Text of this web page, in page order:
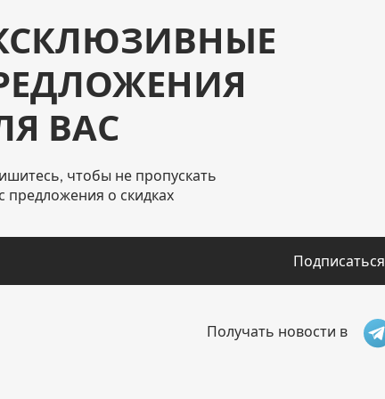
ВАС
чтобы не пропускать
предложения о скидках
Подписаться
Получать новости в